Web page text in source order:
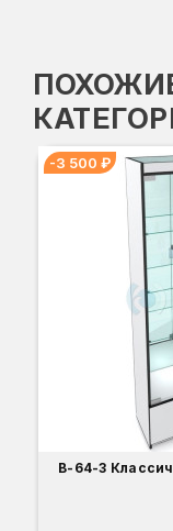
-3 500 ₽
В-64-З